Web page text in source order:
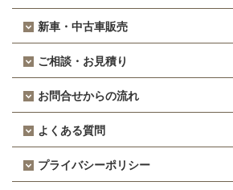
新車・中古車販売
ご相談・お見積り
お問合せからの流れ
よくある質問
プライバシーポリシー